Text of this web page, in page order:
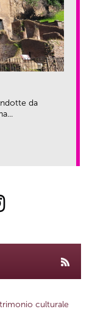
da
culturale